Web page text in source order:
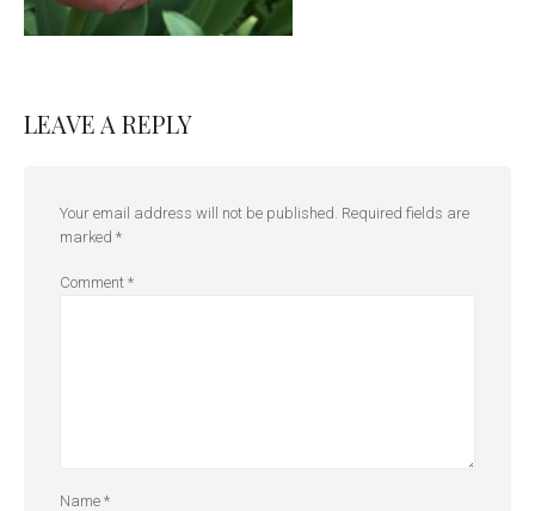
LEAVE A REPLY
Your email address will not be published. Required fields are
marked *
Comment *
Name *